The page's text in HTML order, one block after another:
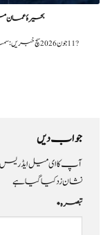
بحیرۂ عمان
?️ 11 جون 2026سچ خبریں: سمندری حادثات کی نگرانی کرنے والے ادارے نے بحیرۂ عمان
جواب دیں
آپ کا ای میل
نشان زد کیا گیا ہے
تبصرہ*